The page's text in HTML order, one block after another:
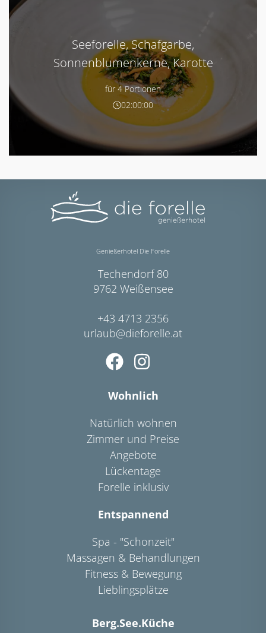
Seeforelle, Schafgarbe,
Sonnenblumenkerne, Karotte
für 4 Portionen
02:00:00
Genießerhotel Die Forelle
Techendorf 80
9762 Weißensee
+43 4713 2356
urlaub@dieforelle.at
Wohnlich
Natürlich wohnen
Zimmer und Preise
Angebote
Lückentage
Forelle inklusiv
Entspannend
Spa - "Schonzeit"
Massagen & Behandlungen
Fitness & Bewegung
Lieblingsplätze
Berg.See.Küche